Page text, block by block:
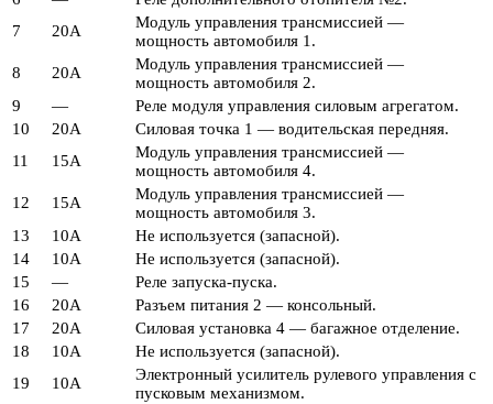
7
20А
Модуль управления трансмиссией —
мощность автомобиля 1.
8
20А
Модуль управления трансмиссией —
мощность автомобиля 2.
9
—
Реле модуля управления силовым агрегатом.
10
20А
Силовая точка 1 — водительская передняя.
11
15А
Модуль управления трансмиссией —
мощность автомобиля 4.
12
15А
Модуль управления трансмиссией —
мощность автомобиля 3.
13
10А
Не используется (запасной).
14
10А
Не используется (запасной).
15
—
Реле запуска-пуска.
16
20А
Разъем питания 2 — консольный.
17
20А
Силовая установка 4 — багажное отделение.
18
10А
Не используется (запасной).
19
10А
Электронный усилитель рулевого управления с
пусковым механизмом.